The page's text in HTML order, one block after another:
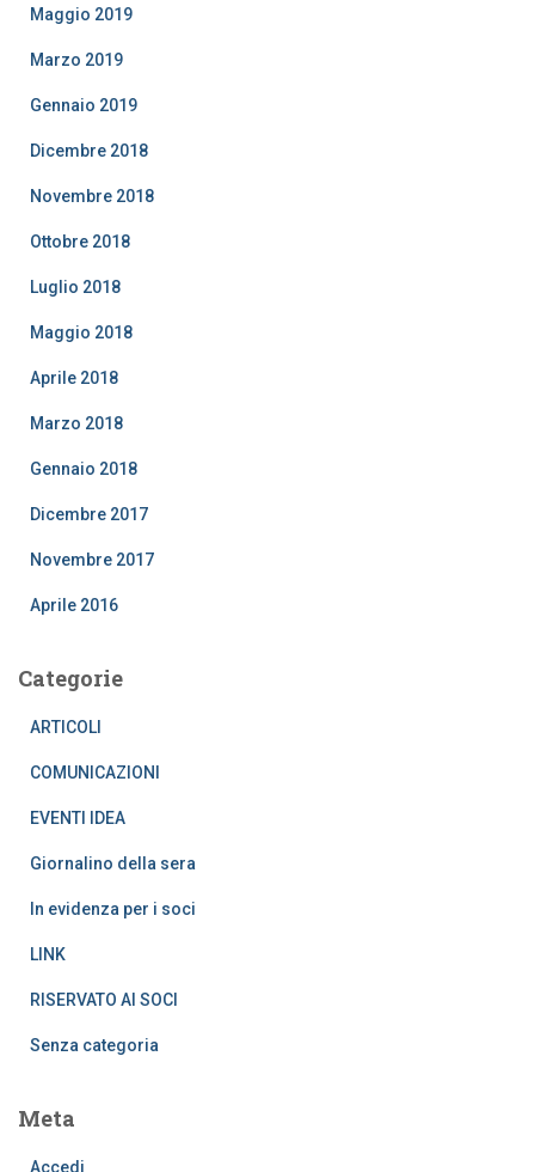
Maggio 2019
Marzo 2019
Gennaio 2019
Dicembre 2018
Novembre 2018
Ottobre 2018
Luglio 2018
Maggio 2018
Aprile 2018
Marzo 2018
Gennaio 2018
Dicembre 2017
Novembre 2017
Aprile 2016
Categorie
ARTICOLI
COMUNICAZIONI
EVENTI IDEA
Giornalino della sera
In evidenza per i soci
LINK
RISERVATO AI SOCI
Senza categoria
Meta
Accedi